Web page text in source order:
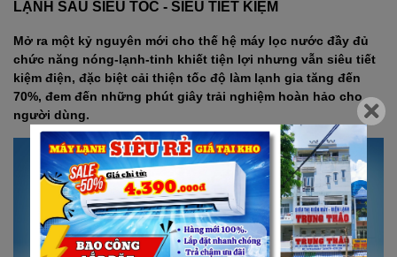
LẠNH SÂU SIÊU TỐC - SIÊU TIẾT KIỆM
Mở ra một kỷ nguyên mới cho thế hệ máy lọc nước đầy đủ
chức năng nóng-lạnh-tinh khiết tiện lợi nhưng vẫn siêu tiết
kiệm điện, đặc biệt cải thiện tốc độ làm lạnh gia tăng đến
70%, đem đến những phút giây trải nghiệm hoàn hảo cho
người dùng.